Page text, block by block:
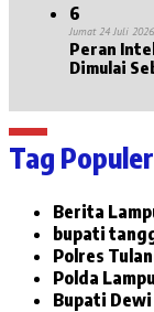
6
Jumat 24 Juli 2026
Peran
Dimulai
Tag Populer
Berita
bupati
Polres
Polda
Bupati